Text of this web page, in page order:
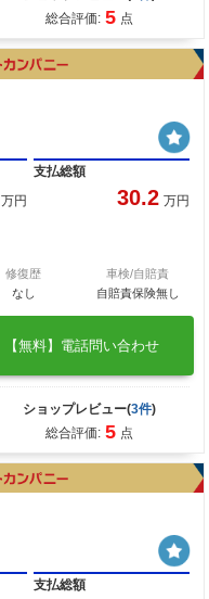
総合評価: 5 点
万円
支払総額
30.2 万円
修復歴
なし
車検/自賠責
自賠責保険無し
【無料】電話問い合わせ
ショップレビュー(3件)
総合評価: 5 点
支払総額